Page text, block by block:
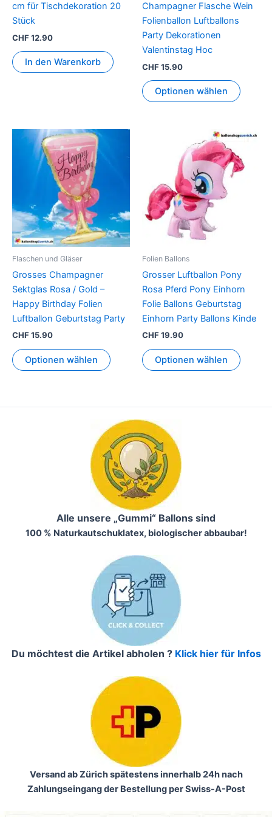
cm für Tischdekoration 20
Stück
CHF12.90
In den Warenkorb
Champagner Flasche Wein
Folienballon Luftballons
Party Dekorationen
Valentinstag Hoc
CHF15.90
Optionen wählen
Flaschen und Gläser
Grosses Champagner
Sektglas Rosa / Gold –
Happy Birthday Folien
Luftballon Geburtstag Party
CHF15.90
Optionen wählen
Folien Ballons
Grosser Luftballon Pony
Rosa Pferd Pony Einhorn
Folie Ballons Geburtstag
Einhorn Party Ballons Kinde
CHF19.90
Optionen wählen
Alle unsere „Gummi“ Ballons sind
100 % Naturkautschuklatex, biologischer abbaubar!
Du möchtest die Artikel abholen ? Klick hier für Infos
Versand ab Zürich spätestens innerhalb 24h nach
Zahlungseingang der Bestellung per Swiss-A-Post